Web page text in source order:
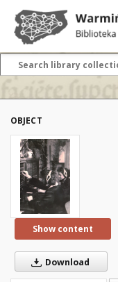
OBJECT
Show content
Download